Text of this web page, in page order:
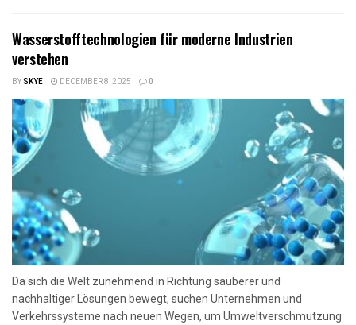
Wasserstofftechnologien für moderne Industrien
verstehen
BYSKYE DECEMBER 8, 2025 0
Da sich die Welt zunehmend in Richtung sauberer und
nachhaltiger Lösungen bewegt, suchen Unternehmen und
Verkehrssysteme nach neuen Wegen, um Umweltverschmutzung